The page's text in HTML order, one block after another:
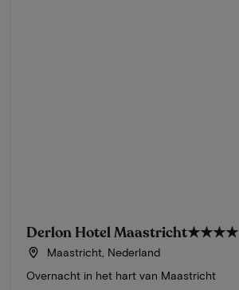
Derlon Hotel Maastricht★★★★
Maastricht, Nederland
Overnacht in het hart van Maastricht